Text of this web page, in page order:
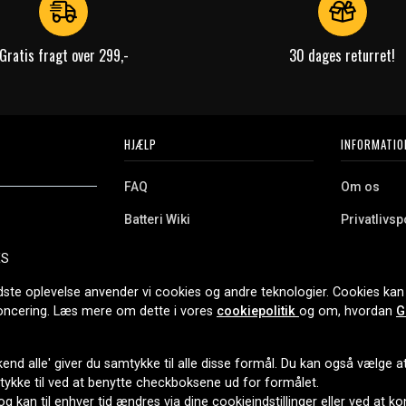
ZenBook U305, Asus
Asus ZenBook UX303LA,
ZenBook UX303U, Asus
UX410U, Asus ZenBook
Asus ZenBook UX430U,
Asus ZenBook
Asus A540Y, Asus
Asus D541SA-DM17A,
Asus F302LJ, Asus F541,
Asus Q324U, Asus
Asus Q551L, Asus Q551LB,
Asus R553L, Asus
VivoBook U38, Asus
Asus X2A, Asus X30 Asus,
X503SA, Asus X540SA-
Asus X541SA-XX107T, Asus
Gratis fragt over 299,- 30 dages returret!
Vi tilbyder et
og meget
siden
HJÆLP
FAQ
Batteri Wiki
Erhvervskunde
Om os
Cookies
LEVERINGSMULIGHEDER
oplevelse anvender vi cookies og andre teknologier. Cookies
Læs mere om dette i vores cookiepolitik og om, hvordan
alle' giver du samtykke til alle disse formål. Du kan også vælge
til ved at benytte checkboksene ud for formålet.
kan til enhver tid ændres via dine cookieindstillinger eller ved at